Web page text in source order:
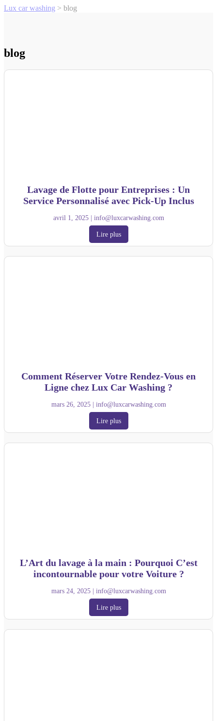
Lux car washing > blog
blog
Lavage de Flotte pour Entreprises : Un
Service Personnalisé avec Pick-Up Inclus
avril 1, 2025| info@luxcarwashing.com
Lire plus
Comment Réserver Votre Rendez-Vous en
Ligne chez Lux Car Washing ?
mars 26, 2025| info@luxcarwashing.com
Lire plus
L’Art du lavage à la main : Pourquoi C’est
incontournable pour votre Voiture ?
mars 24, 2025| info@luxcarwashing.com
Lire plus